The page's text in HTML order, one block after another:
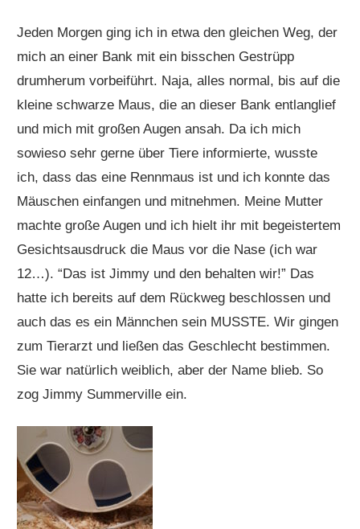
Jeden Morgen ging ich in etwa den gleichen Weg, der
mich an einer Bank mit ein bisschen Gestrüpp
drumherum vorbeiführt. Naja, alles normal, bis auf die
kleine schwarze Maus, die an dieser Bank entlanglief
und mich mit großen Augen ansah. Da ich mich
sowieso sehr gerne über Tiere informierte, wusste
ich, dass das eine Rennmaus ist und ich konnte das
Mäuschen einfangen und mitnehmen. Meine Mutter
machte große Augen und ich hielt ihr mit begeistertem
Gesichtsausdruck die Maus vor die Nase (ich war
12…). “Das ist Jimmy und den behalten wir!” Das
hatte ich bereits auf dem Rückweg beschlossen und
auch das es ein Männchen sein MUSSTE. Wir gingen
zum Tierarzt und ließen das Geschlecht bestimmen.
Sie war natürlich weiblich, aber der Name blieb. So
zog Jimmy Summerville ein.